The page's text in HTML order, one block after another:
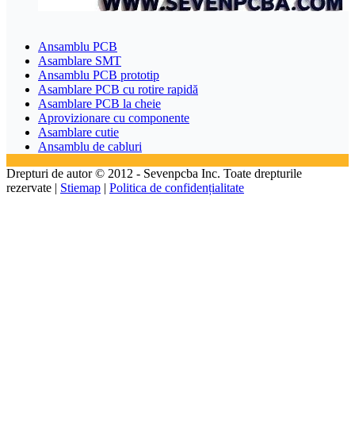
Ansamblu PCB
Asamblare SMT
Ansamblu PCB prototip
Asamblare PCB cu rotire rapidă
Asamblare PCB la cheie
Aprovizionare cu componente
Asamblare cutie
Ansamblu de cabluri
Drepturi de autor © 2012 - Sevenpcba Inc. Toate drepturile
rezervate | Stiemap | Politica de confidențialitate